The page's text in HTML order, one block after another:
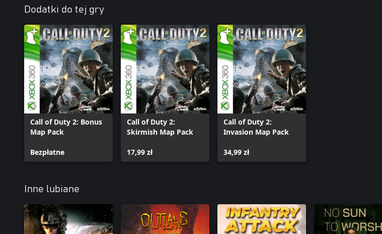
Dodatki do tej gry
Call of Duty 2: Bonus
Map Pack
Bezpłatne
Call of Duty 2:
Skirmish Map Pack
17,99 zł
Call of Duty 2:
Invasion Map Pack
34,99 zł
Inne lubiane